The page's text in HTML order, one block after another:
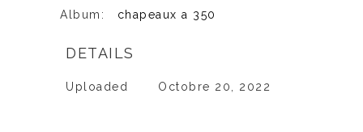
Album: chapeaux a 350
DETAILS
Uploaded Octobre 20, 2022